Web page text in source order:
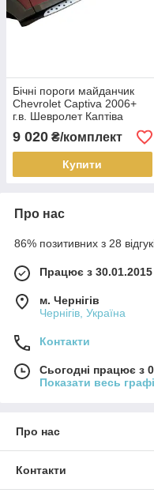
Бічні пороги майданчик
Chevrolet Captiva 2006+
г.в. Шевролет Каптіва
9 020 ₴/комплект
Купити
Про нас
86% позитивних з 28
Працює з 30.01.2015
м. Чернігів
Чернігів, Україна
Контакти
Сьогодні працює з
Показати весь
Про нас
Контакти